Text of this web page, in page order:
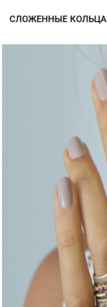
СЛОЖЕННЫЕ КОЛЬЦА